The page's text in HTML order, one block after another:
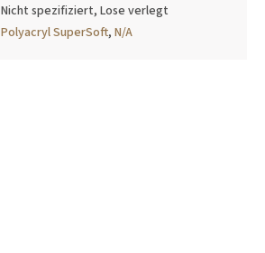
Nicht spezifiziert, Lose verlegt
Polyacryl SuperSoft,N/A